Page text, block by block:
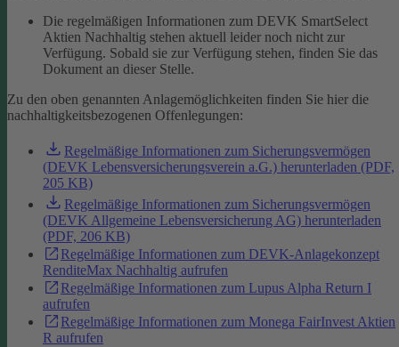
Die regelmäßigen Informationen zum DEVK SmartSelect
Aktien Nachhaltig stehen aktuell leider noch nicht zur
Verfügung. Sobald sie zur Verfügung stehen, finden Sie das
Dokument an dieser Stelle.
Zu den oben genannten Anlagemöglichkeiten finden Sie hier die
nachhaltigkeitsbezogenen Offenlegungen:
Regelmäßige Informationen zum Sicherungsvermögen
(DEVK Lebensversicherungsverein a.G.) herunterladen (PDF,
205 KB)
Regelmäßige Informationen zum Sicherungsvermögen
(DEVK Allgemeine Lebensversicherung AG) herunterladen
(PDF, 206 KB)
Regelmäßige Informationen zum DEVK-Anlagekonzept
RenditeMax Nachhaltig aufrufen
Regelmäßige Informationen zum Lupus Alpha Return I
aufrufen
Regelmäßige Informationen zum Monega FairInvest Aktien
R aufrufen